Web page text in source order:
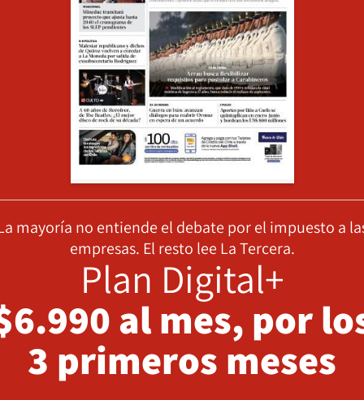
mayoría no entiende el debate por el impuesto a
empresas. El resto lee La Tercera.
Plan Digital+
al mes, por
3 primeros meses